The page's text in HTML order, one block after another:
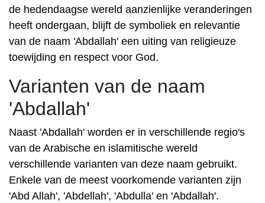
de hedendaagse wereld aanzienlijke veranderingen
heeft ondergaan, blijft de symboliek en relevantie
van de naam 'Abdallah' een uiting van religieuze
toewijding en respect voor God.
Varianten van de naam
'Abdallah'
Naast 'Abdallah' worden er in verschillende regio's
van de Arabische en islamitische wereld
verschillende varianten van deze naam gebruikt.
Enkele van de meest voorkomende varianten zijn
'Abd Allah', 'Abdellah', 'Abdulla' en 'Abdallah'.